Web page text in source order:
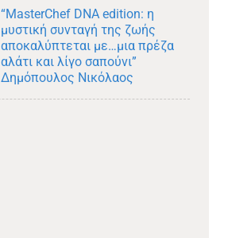
“MasterChef DNA edition: η
μυστική συνταγή της ζωής
αποκαλύπτεται με…μια πρέζα
αλάτι και λίγο σαπούνι”
Δημόπουλος Νικόλαος